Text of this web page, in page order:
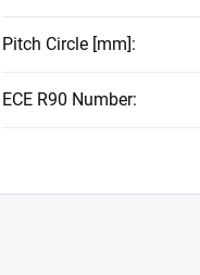
Pitch Circle [mm]:
ECE R90 Number: